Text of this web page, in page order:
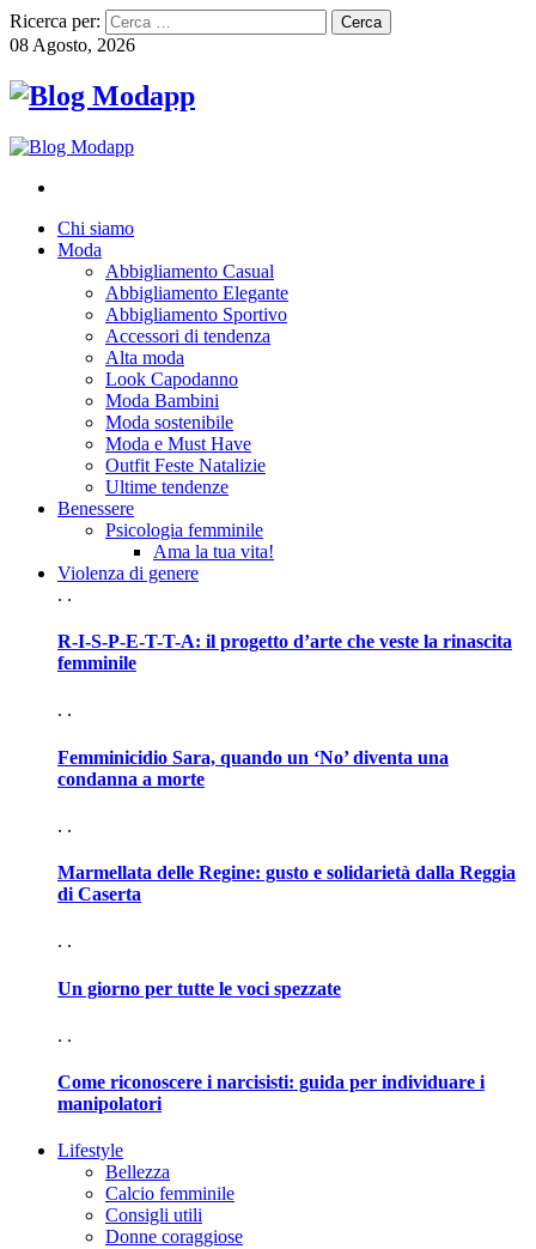
Ricerca per:
08 Agosto, 2026
Chi siamo
Moda
Abbigliamento Casual
Abbigliamento Elegante
Abbigliamento Sportivo
Accessori di tendenza
Alta moda
Look Capodanno
Moda Bambini
Moda sostenibile
Moda e Must Have
Outfit Feste Natalizie
Ultime tendenze
Benessere
Psicologia femminile
Ama la tua vita!
Violenza di genere
. .
R-I-S-P-E-T-T-A: il progetto d’arte che veste la rinascita
femminile
. .
Femminicidio Sara, quando un ‘No’ diventa una
condanna a morte
. .
Marmellata delle Regine: gusto e solidarietà dalla Reggia
di Caserta
. .
Un giorno per tutte le voci spezzate
. .
Come riconoscere i narcisisti: guida per individuare i
manipolatori
Lifestyle
Bellezza
Calcio femminile
Consigli utili
Donne coraggiose